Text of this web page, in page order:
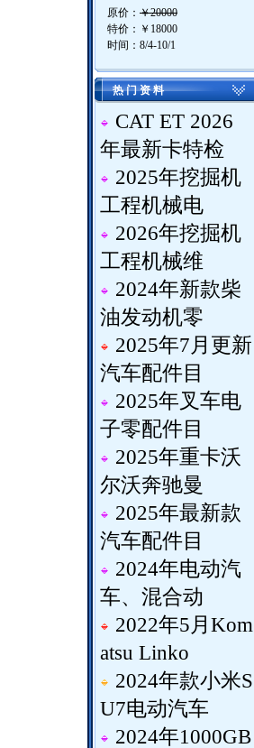
原价： ￥20000
特价： ￥18000
时间：8/4-10/1
热 门 资 料
CAT ET 2026
年最新卡特检
2025年挖掘机
工程机械电
2026年挖掘机
工程机械维
2024年新款柴
油发动机零
2025年7月更新
汽车配件目
2025年叉车电
子零配件目
2025年重卡沃
尔沃奔驰曼
2025年最新款
汽车配件目
2024年电动汽
车、混合动
2022年5月Kom
atsu Linko
2024年款小米S
U7电动汽车
2024年1000GB